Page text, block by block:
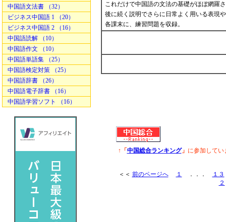
中国語文法書 （32）
ビジネス中国語 1 （20）
ビジネス中国語 2 （16）
中国語読解 （10）
中国語作文 （10）
中国語単語集 （25）
中国語検定対策 （25）
中国語辞書 （26）
中国語電子辞書 （16）
中国語学習ソフト （16）
これだけで中国語の文法の基礎がほぼ網羅
後に続く説明でさらに日常よく用いる表現
各課末に、練習問題を収録。
↑「 中国総合ランキング」 に参加してい
＜＜ 前のページへ １ ．．．
１３
２